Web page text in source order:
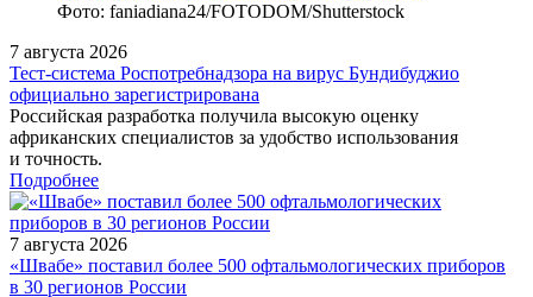
Фото: faniadiana24/FOTODOM/Shutterstock
7 августа 2026
Тест‑система Роспотребнадзора на вирус Бундибуджио
официально зарегистрирована
Российская разработка получила высокую оценку
африканских специалистов за удобство использования
и точность.
Подробнее
7 августа 2026
«Швабе» поставил более 500 офтальмологических приборов
в 30 регионов России